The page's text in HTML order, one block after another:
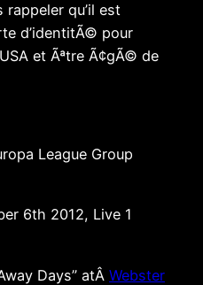
qu’il est
d’identitÃ© pour
et Ãªtre Ã¢gÃ© de
League Group
6th 2012, Live 1
Days” atÂ Webster